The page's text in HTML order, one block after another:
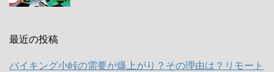
最近の投稿
バイキング小峠の需要が爆上がり？その理由は？リモート